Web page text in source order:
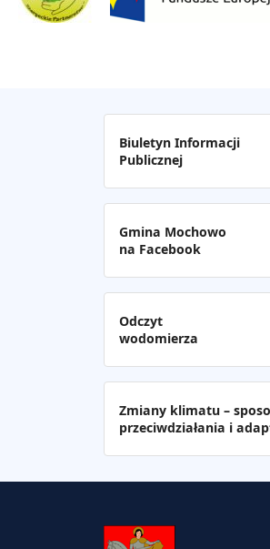
Biuletyn Informacji
Publicznej
Gmina Mochowo
na Facebook
Odczyt
wodomierza
Zmiany klimatu –
przeciwdziałania i